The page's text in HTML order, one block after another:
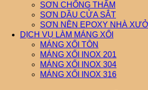
SƠN CHỐNG THẤM
SƠN DẦU CỬA SẮT
SƠN NỀN EPOXY NHÀ
DỊCH VỤ LÀM MÁNG XỐI
MÁNG XỐI TÔN
MÁNG XỐI INOX 201
MÁNG XỐI INOX 304
MÁNG XỐI INOX 316